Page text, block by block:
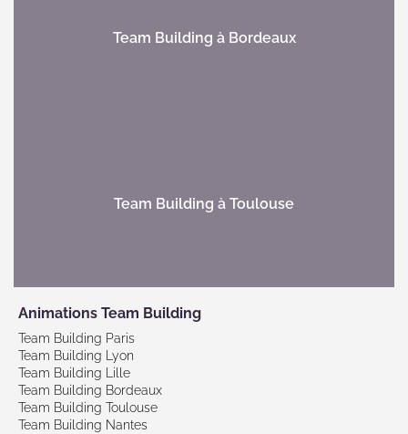
Team Building à Bordeaux
Team Building à Toulouse
Animations Team Building
Team Building Paris
Team Building Lyon
Team Building Lille
Team Building Bordeaux
Team Building Toulouse
Team Building Nantes